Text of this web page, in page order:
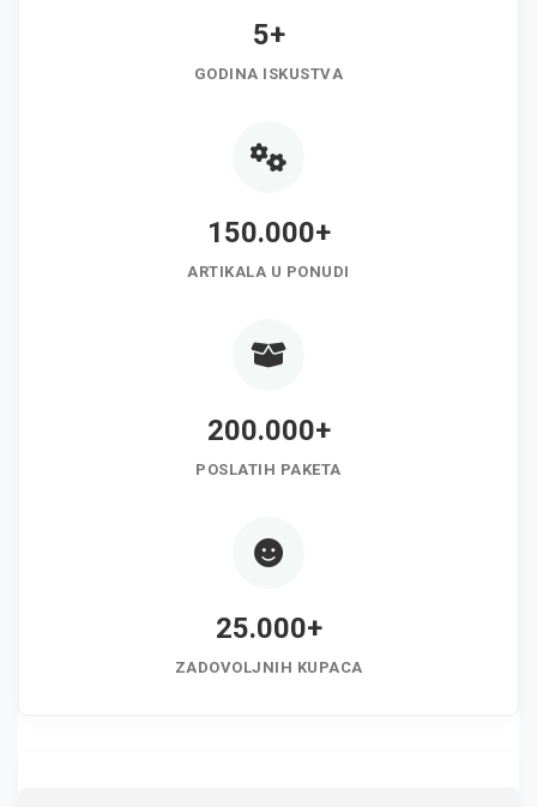
5+
GODINA ISKUSTVA
150.000+
ARTIKALA U PONUDI
200.000+
POSLATIH PAKETA
25.000+
ZADOVOLJNIH KUPACA